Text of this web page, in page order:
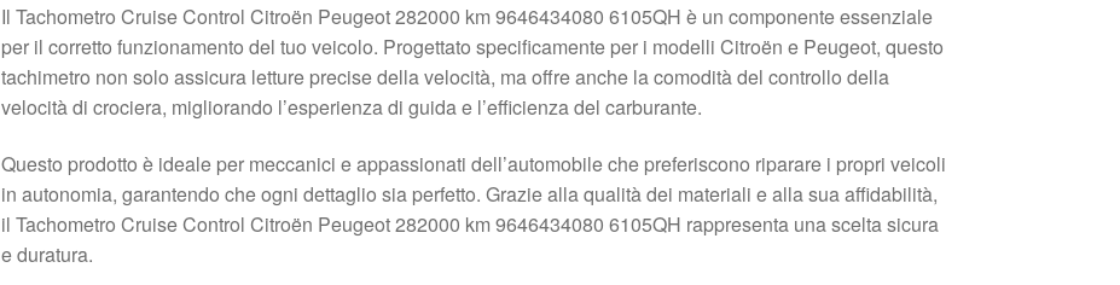
Il Tachometro Cruise Control Citroën Peugeot 282000 km 9646434080 6105QH è un componente essenziale
per il corretto funzionamento del tuo veicolo. Progettato specificamente per i modelli Citroën e Peugeot, questo
tachimetro non solo assicura letture precise della velocità, ma offre anche la comodità del controllo della
velocità di crociera, migliorando l’esperienza di guida e l’efficienza del carburante.
Questo prodotto è ideale per meccanici e appassionati dell’automobile che preferiscono riparare i propri veicoli
in autonomia, garantendo che ogni dettaglio sia perfetto. Grazie alla qualità dei materiali e alla sua affidabilità,
il Tachometro Cruise Control Citroën Peugeot 282000 km 9646434080 6105QH rappresenta una scelta sicura
e duratura.